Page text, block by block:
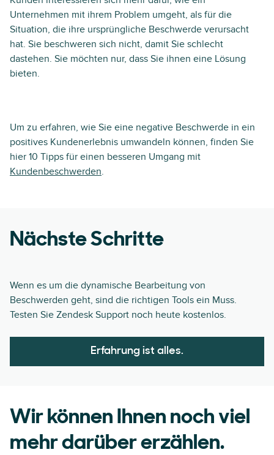
Unternehmen mit ihrem Problem umgeht, als für die
Situation, die ihre ursprüngliche Beschwerde verursacht
hat. Sie beschweren sich nicht, damit Sie schlecht
dastehen. Sie möchten nur, dass Sie ihnen eine Lösung
bieten.
Um zu erfahren, wie Sie eine negative Beschwerde in ein
positives Kundenerlebnis umwandeln können, finden Sie
hier 10 Tipps für einen besseren Umgang mit
Kundenbeschwerden.
Nächste Schritte
Wenn es um die dynamische Bearbeitung von
Beschwerden geht, sind die richtigen Tools ein Muss.
Testen Sie Zendesk Support noch heute kostenlos.
Erfahrung ist alles.
Wir können Ihnen noch viel
mehr darüber erzählen.